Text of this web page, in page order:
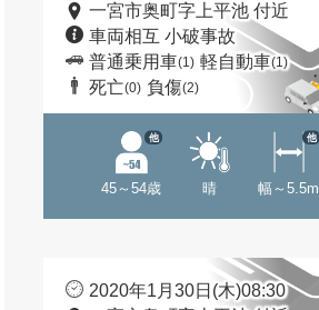
一宮市奥町字上平池 付近
車両相互 小破事故
普通乗用車(1) 軽自動車(1)
死亡(0) 負傷(2)
45～54歳
他
晴 幅～5.5m
他
2020年1月30日(木)08:30